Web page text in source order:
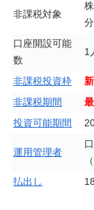
非課税対象
口座開設可能
数
1
非課税投資枠
非課税期間
投資可能期間
運用管理者
払出し